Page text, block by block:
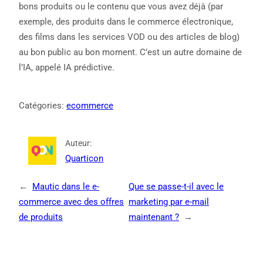
bons produits ou le contenu que vous avez déjà (par
exemple, des produits dans le commerce électronique,
des films dans les services VOD ou des articles de blog)
au bon public au bon moment. C’est un autre domaine de
l’IA, appelé IA prédictive.
Catégories: ecommerce
Auteur:
Quarticon
←
Mautic dans le e-
commerce avec des offres
de produits
Que se passe-t-il avec le
marketing par e-mail
maintenant ?
→